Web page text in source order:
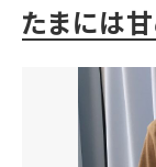
たまには